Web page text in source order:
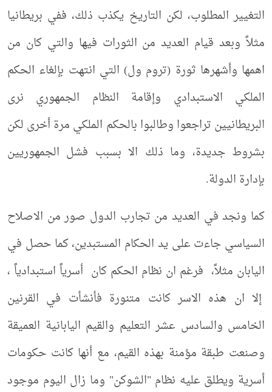
التغيير المطلوب، لكن التاريخ يكذب ذلك، ففي بريطانيا
مثلاً وبعد قيام العديد من الثورات فيها والتي كان من
اهمها وأشهرها ثورة (تروم ول) التي انتهت بإلغاء الحكم
الملكي الاستبدادي وإقامة النظام الجمهوري نرى
البريطانيين تراجعوا وطالبوا بالحكم الملكي مرة أخرى لكن
بشروط جديدة، وما ذلك الا بسبب فشل الجمهوريين
بإدارة الدولة.
كما ونجد في العديد من تجارب الدول صور من الاصلاح
السياسي جاءت على يد الحكام المستبدين، كما حصل في
اليابان مثلاً، فرغم ان نظام الحكم كان أسرياً استبدادياً ،
إلا ان هذه الاسر كانت متنورة فأنشأت في القرنين
الخامس والسادس عشر التعليم والقيم اليابانية العميقة
وصنعت طبقة مؤمنة بهذه القيم، مع أنها كانت حكومات
أسرية ويطلق عليه نظام "الشوكن" وما زال اليوم موجود